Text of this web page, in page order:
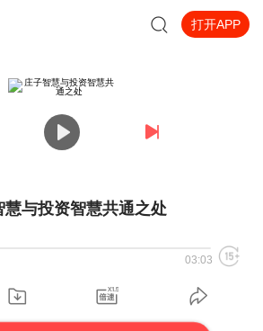
打开APP
慧与投资智慧共通之处
03:03